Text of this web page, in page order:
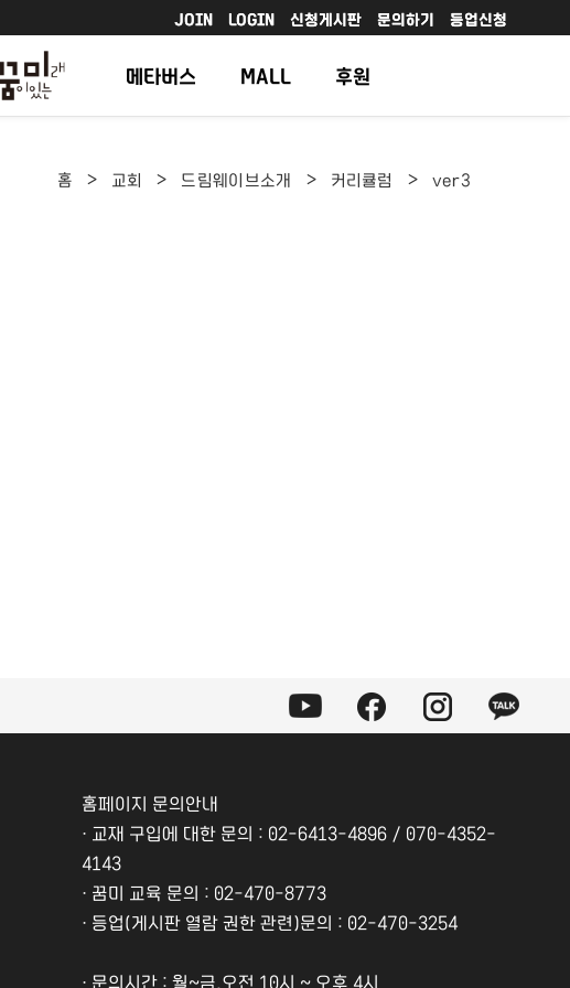
JOIN LOGIN 신청게시판 문의하기 등업신청
메타버스 MALL 후원
홈 > 교회 > 드림웨이브소개 > 커리큘럼 > ver3
홈페이지 문의안내
· 교재 구입에 대한 문의 : 02-6413-4896 / 070-4352-
4143
· 꿈미 교육 문의 : 02-470-8773
· 등업(게시판 열람 권한 관련)문의 : 02-470-3254
· 문의시간 : 월~금,오전 10시 ~ 오후 4시